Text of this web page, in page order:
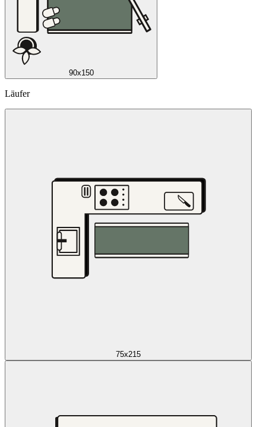
90x150
Läufer
75x215